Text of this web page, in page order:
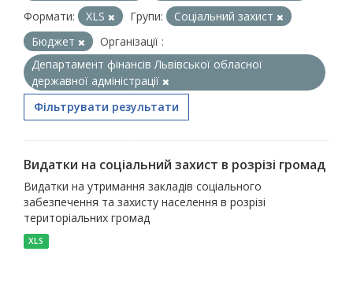
Формати:
XLS Групи:
Соціальний захист
Бюджет
Організації :
Департамент фінансів Львівської обласної
державної адміністрації
Фільтрувати результати
Видатки на соціальний захист в розрізі громад
Видатки на утримання закладів соціального
забезпечення та захисту населення в розрізі
територіальних громад
XLS